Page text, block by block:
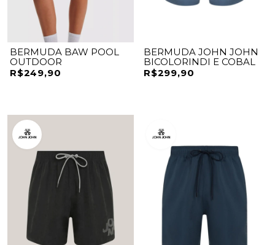
BERMUDA BAW POOL
OUTDOOR
R$249,90
BERMUDA JOHN JOHN
BICOLORINDI E COBAL
R$299,90